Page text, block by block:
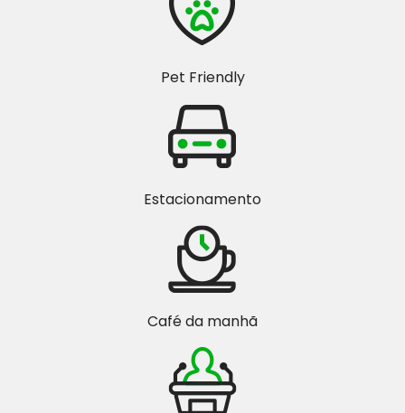
Pet Friendly
Estacionamento
Café da manhã